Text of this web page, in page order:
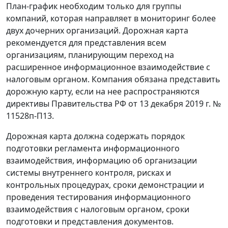
План-график необходим только для группы
компаний, которая направляет в мониторинг более
двух дочерних организаций. Дорожная карта
рекомендуется для представления всем
организациям, планирующим переход на
расширенное информационное взаимодействие с
налоговым органом. Компания обязана представить
дорожную карту, если на нее распространяются
директивы Правительства РФ от 13 декабря 2019 г. №
11528п-П13.
Дорожная карта должна содержать порядок
подготовки регламента информационного
взаимодействия, информацию об организации
системы внутреннего контроля, рисках и
контрольных процедурах, сроки демонстрации и
проведения тестирования информационного
взаимодействия с налоговым органом, сроки
подготовки и представления документов.